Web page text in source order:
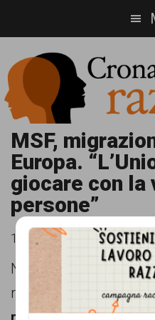
to
main
content
to
footer
Cronache
di
ordinario
razzismo
un
sito
informazione,
MSF,
Europa.
giocare con la
persone”
19 Gennaio 2016
Non solo l’ Unione
rispondere ai
bisogni